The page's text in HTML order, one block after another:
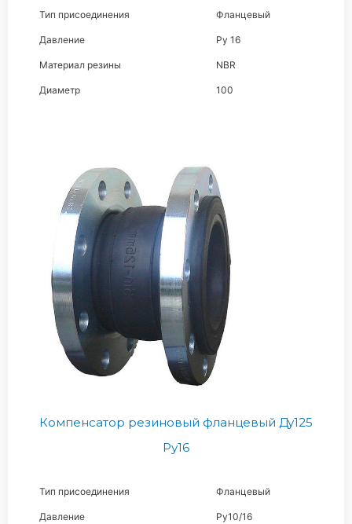
Тип присоединения Фланцевый
Давление Ру 16
Материал резины NBR
Диаметр 100
Компенсатор резиновый фланцевый Ду125
Ру16
Тип присоединения Фланцевый
Давление Ру10/16